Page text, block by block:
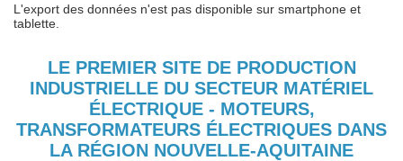
L'export des données n'est pas disponible sur smartphone et
tablette.
LE PREMIER SITE DE PRODUCTION
INDUSTRIELLE DU SECTEUR MATÉRIEL
ÉLECTRIQUE - MOTEURS,
TRANSFORMATEURS ÉLECTRIQUES DANS
LA RÉGION NOUVELLE-AQUITAINE